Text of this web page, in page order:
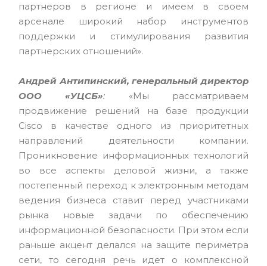
партнеров в регионе и имеем в своем
арсенале широкий набор инструментов
поддержки и стимулирования развития
партнерских отношений».
Андрей Антипинский, генеральный директор
ООО «УЦСБ»: «Мы рассматриваем
продвижение решений на базе продукции
Cisco в качестве одного из приоритетных
направлений деятельности компании.
Проникновение информационных технологий
во все аспекты деловой жизни, а также
постепенный переход к электронным методам
ведения бизнеса ставит перед участниками
рынка новые задачи по обеспечению
информационной безопасности. При этом если
раньше акцент делался на защите периметра
сети, то сегодня речь идет о комплексной